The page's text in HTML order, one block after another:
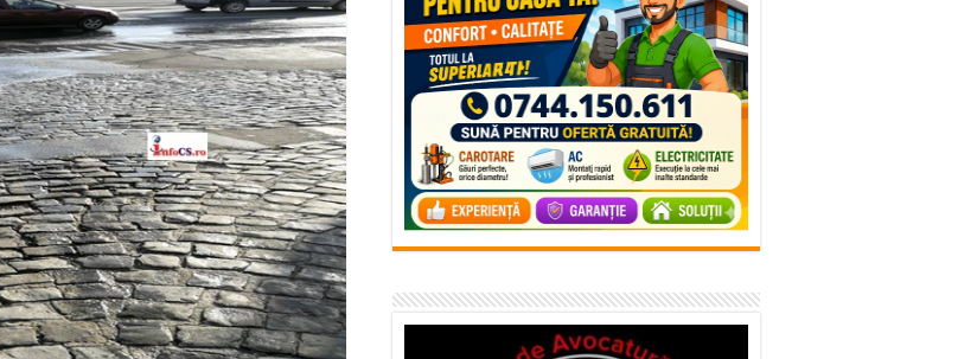
Piatră din Herculane
a ascuns un izvor de sănătate VIDEO
de copii la Carașova VIDEO
– str. Văliugului și Plastomet
– avarie – Calea Severinului